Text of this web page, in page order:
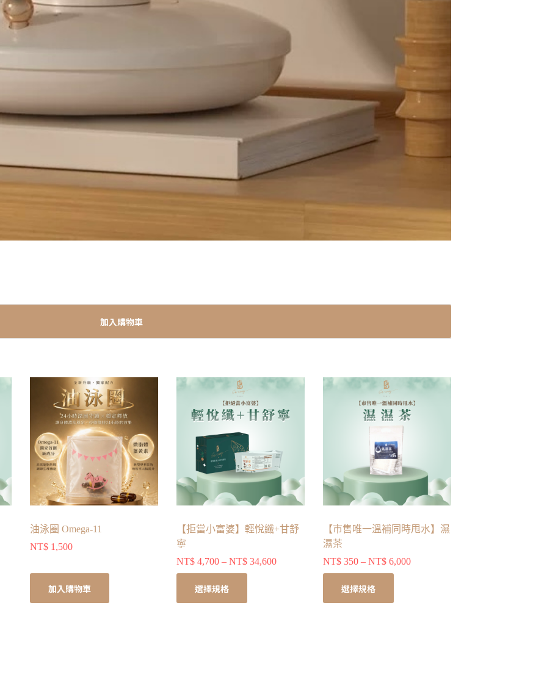
加入購物車
油泳圈 Omega-11
NT$ 1,500
加入購物車
【拒當小富婆】輕悅纖+甘舒
寧
NT$ 4,700 – NT$ 34,600
選擇規格
【市售唯一溫補同時甩水】濕
濕茶
NT$ 350 – NT$ 6,000
選擇規格